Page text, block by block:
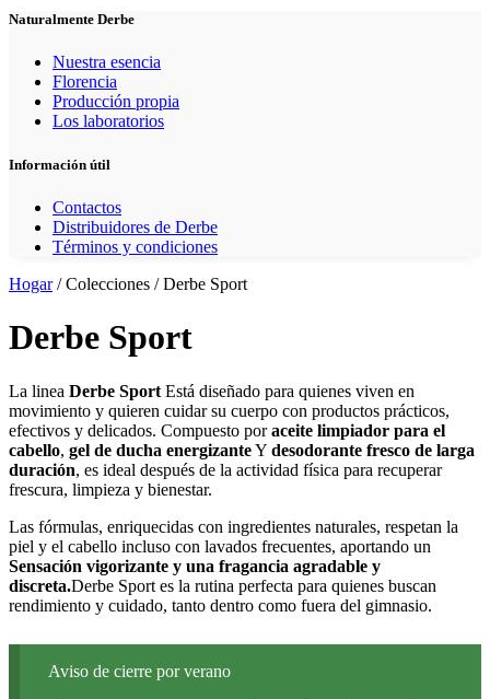
Naturalmente Derbe
Nuestra esencia
Florencia
Producción propia
Los laboratorios
Información útil
Contactos
Distribuidores de Derbe
Términos y condiciones
Hogar/ Colecciones / Derbe Sport
Derbe Sport
La linea Derbe Sport Está diseñado para quienes viven en
movimiento y quieren cuidar su cuerpo con productos prácticos,
efectivos y delicados. Compuesto poraceite limpiador para el
cabello, gel de ducha energizanteY desodorante fresco de larga
duración, es ideal después de la actividad física para recuperar
frescura, limpieza y bienestar.
Las fórmulas, enriquecidas con ingredientes naturales, respetan la
piel y el cabello incluso con lavados frecuentes, aportando un
Sensación vigorizante y una fragancia agradable y
discreta.Derbe Sport es la rutina perfecta para quienes buscan
rendimiento y cuidado, tanto dentro como fuera del gimnasio.
Aviso de cierre por verano